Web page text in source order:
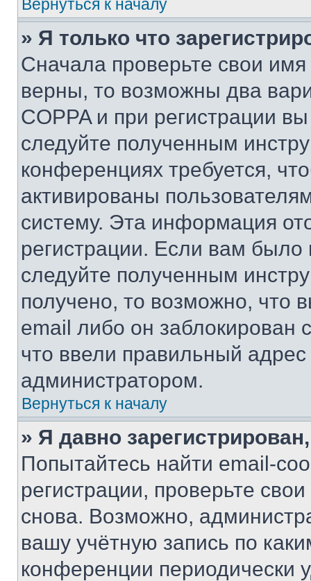
Вернуться к началу
» Я только что
Сначала проверьте свои
верны, то возможны два
COPPA и при регистрации
следуйте полученным
конференциях требуется,
активированы
систему. Эта информация
регистрации. Если вам
следуйте полученным
получено, то возможно, что
email либо он
что ввели правильный адрес
администратором.
Вернуться к началу
» Я давно
Попытайтесь найти email-
регистрации, проверьте
снова. Возможно,
вашу учётную запись по
конференции периодически